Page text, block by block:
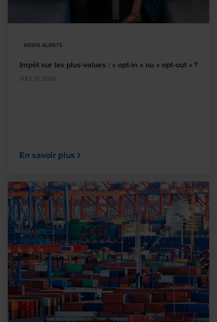
NEWS ALERTS
Impôt sur les plus-values : « opt-in » ou « opt-out » ?
JULY 13, 2026
En savoir plus